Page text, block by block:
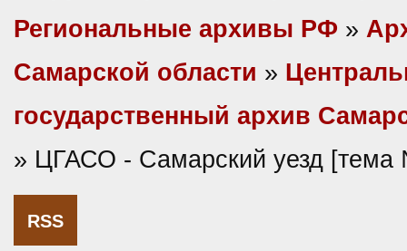
Региональные архивы РФ »
Самарской области »
государственный архив
» ЦГАСО - Самарский уезд
RSS